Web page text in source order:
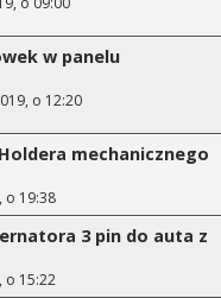
w panelu
o 12:20
mechanicznego
o 19:38
3 pin do auta z
o 15:22